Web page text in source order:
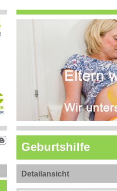
Geburtshilfe
Detailansicht